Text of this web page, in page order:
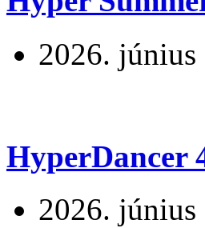
2026. június
HyperDancer
2026. június